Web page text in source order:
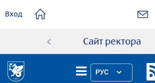
содержанию
Вход
Сайт ректора
РУС